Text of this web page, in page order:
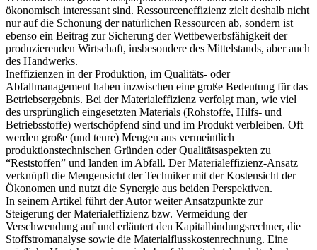
ökonomisch interessant sind. Ressourceneffizienz zielt deshalb nicht
nur auf die Schonung der natürlichen Ressourcen ab, sondern ist
ebenso ein Beitrag zur Sicherung der Wettbewerbsfähigkeit der
produzierenden Wirtschaft, insbesondere des Mittelstands, aber auch
des Handwerks.
Ineffizienzen in der Produktion, im Qualitäts- oder
Abfallmanagement haben inzwischen eine große Bedeutung für das
Betriebsergebnis. Bei der Materialeffizienz verfolgt man, wie viel
des ursprünglich eingesetzten Materials (Rohstoffe, Hilfs- und
Betriebsstoffe) wertschöpfend sind und im Produkt verbleiben. Oft
werden große (und teure) Mengen aus vermeintlich
produktionstechnischen Gründen oder Qualitätsaspekten zu
“Reststoffen” und landen im Abfall. Der Materialeffizienz-Ansatz
verknüpft die Mengensicht der Techniker mit der Kostensicht der
Ökonomen und nutzt die Synergie aus beiden Perspektiven.
In seinem Artikel führt der Autor weiter Ansatzpunkte zur
Steigerung der Materialeffizienz bzw. Vermeidung der
Verschwendung auf und erläutert den Kapitalbindungsrechner, die
Stoffstromanalyse sowie die Materialflusskostenrechnung. Eine